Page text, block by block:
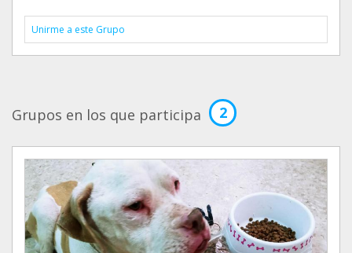
Unirme a este Grupo
Grupos en los que participa 2